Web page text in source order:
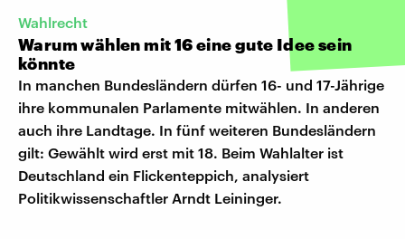
Wahlrecht
Warum wählen mit 16 eine gute Idee sein
könnte
In manchen Bundesländern dürfen 16- und 17-Jährige
ihre kommunalen Parlamente mitwählen. In anderen
auch ihre Landtage. In fünf weiteren Bundesländern
gilt: Gewählt wird erst mit 18. Beim Wahlalter ist
Deutschland ein Flickenteppich, analysiert
Politikwissenschaftler Arndt Leininger.